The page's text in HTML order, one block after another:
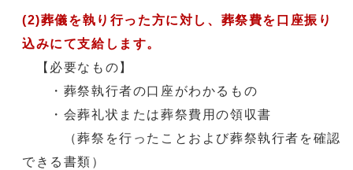
(2)葬儀を執り行った方に対し、葬祭費を口座振り
込みにて支給します。
【必要なもの】
・葬祭執行者の口座がわかるもの
・会葬礼状または葬祭費用の領収書
（葬祭を行ったことおよび葬祭執行者を確認
できる書類）